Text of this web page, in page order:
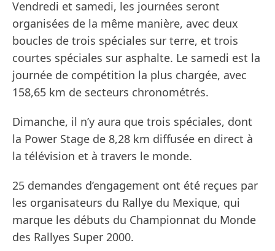
Vendredi et samedi, les journées seront
organisées de la même manière, avec deux
boucles de trois spéciales sur terre, et trois
courtes spéciales sur asphalte. Le samedi est la
journée de compétition la plus chargée, avec
158,65 km de secteurs chronométrés.
Dimanche, il n’y aura que trois spéciales, dont
la Power Stage de 8,28 km diffusée en direct à
la télévision et à travers le monde.
25 demandes d’engagement ont été reçues par
les organisateurs du Rallye du Mexique, qui
marque les débuts du Championnat du Monde
des Rallyes Super 2000.